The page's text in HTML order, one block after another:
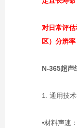
对日常评
区）分辨
N-365超声
1. 通用技
•材料声速